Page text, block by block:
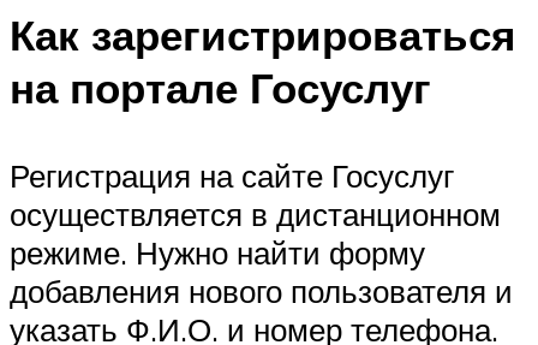
Как зарегистрироваться
на портале Госуслуг
Регистрация на сайте Госуслуг
осуществляется в дистанционном
режиме. Нужно найти форму
добавления нового пользователя и
указать Ф.И.О. и номер телефона.